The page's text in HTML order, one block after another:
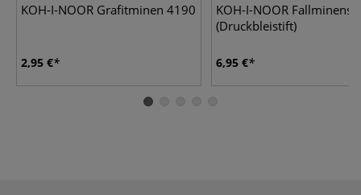
KOH-I-NOOR Grafitminen 4190
2,95 €
KOH-I-NOOR
(Druckbleistift)
6,95 €